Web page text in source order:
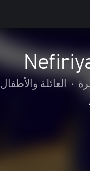
• العائلة والأطفال